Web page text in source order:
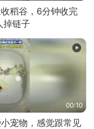
稻谷，6分钟收完
掉链子
00:10
宠物，感觉跟常见